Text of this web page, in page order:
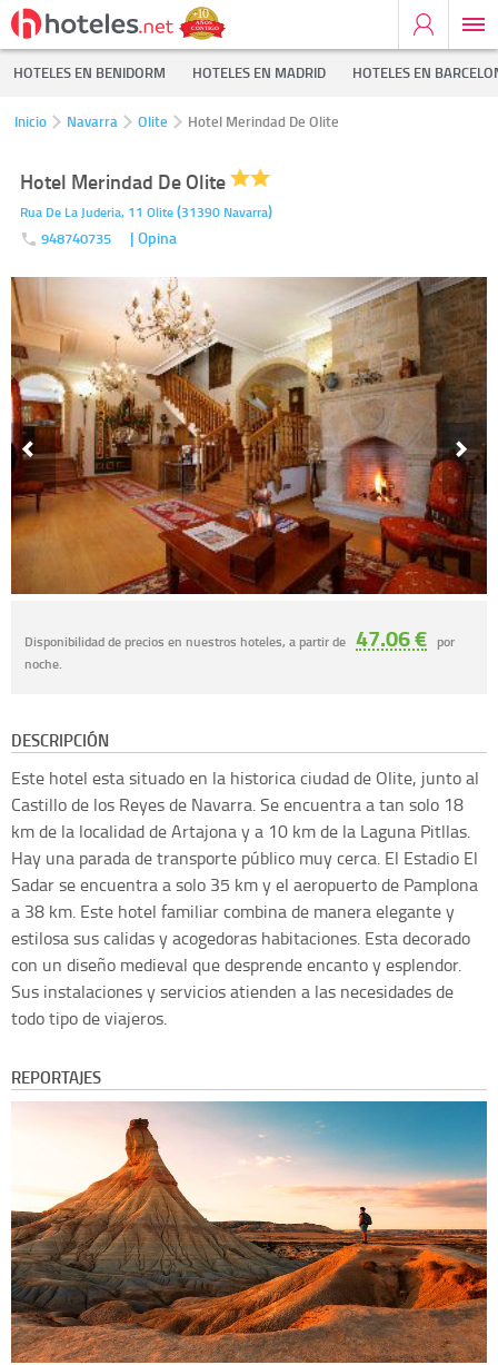
HOTELES EN BENIDORM HOTELES EN MADRID HOTELES EN
Inicio Navarra Olite Hotel Merindad De Olite
Hotel Merindad De Olite
Rua De La Juderia, 11 Olite(31390 Navarra)
948740735 | Opina
Disponibilidad de precios en nuestros hoteles, a partir de 47.06 € por
noche.
DESCRIPCIÓN
Este hotel esta situado en la historica ciudad de Olite, junto al
Castillo de los Reyes de Navarra. Se encuentra a tan solo 18
km de la localidad de Artajona y a 10 km de la Laguna Pitllas.
Hay una parada de transporte público muy cerca. El Estadio El
Sadar se encuentra a solo 35 km y el aeropuerto de Pamplona
a 38 km. Este hotel familiar combina de manera elegante y
estilosa sus calidas y acogedoras habitaciones. Esta decorado
con un diseño medieval que desprende encanto y esplendor.
Sus instalaciones y servicios atienden a las necesidades de
todo tipo de viajeros.
REPORTAJES